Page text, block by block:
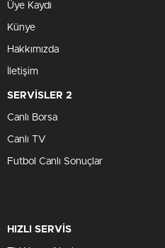
Üye Kaydı
Künye
Hakkımızda
İletişim
SERVİSLER 2
Canlı Borsa
Canlı TV
Futbol Canlı Sonuçlar
HIZLI SERVİS